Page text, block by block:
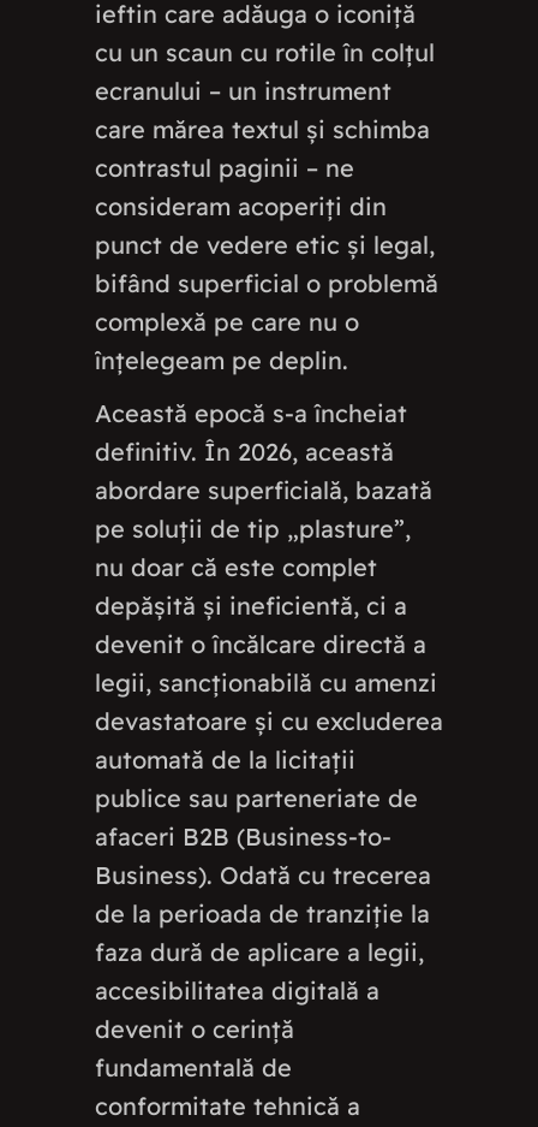
ieftin care adăuga o iconiță
cu un scaun cu rotile în colțul
ecranului – un instrument
care mărea textul și schimba
contrastul paginii – ne
consideram acoperiți din
punct de vedere etic și legal,
bifând superficial o problemă
complexă pe care nu o
înțelegeam pe deplin.
Această epocă s-a încheiat
definitiv. În 2026, această
abordare superficială, bazată
pe soluții de tip „plasture”,
nu doar că este complet
depășită și ineficientă, ci a
devenit o încălcare directă a
legii, sancționabilă cu amenzi
devastatoare și cu excluderea
automată de la licitații
publice sau parteneriate de
afaceri B2B (Business-to-
Business). Odată cu trecerea
de la perioada de tranziție la
faza dură de aplicare a legii,
accesibilitatea digitală a
devenit o cerință
fundamentală de
conformitate tehnică a